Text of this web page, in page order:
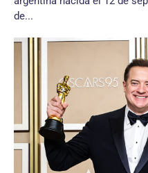
de...